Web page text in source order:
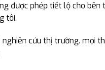
được phép tiết lộ cho
tôi.
cứu thị trường. mọi